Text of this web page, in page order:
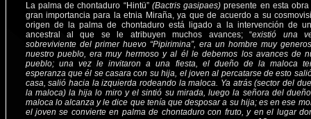
La palma de chontaduro “Hintü”(Bactris gasipaes)presente en esta
gran importancia para la etnia Miraña, ya que de acuerdo a su
origen de la palma de chontaduro está ligado a la intervención de
ancestral al que se le atribuyen muchos avances; “existió una
sobreviviente del primer huevo “Pipirimina”, era un hombre muy
nuestro pueblo, era muy hermoso y al él le debemos los avances de
pueblo; una vez le invitaron a una fiesta, el dueño de la maloca
esperanza que él se casara con su hija, el joven al percatarse de esto
casa, salió hacia la izquierda rodeando la maloca. Ya atrás (sector del
la maloca) la hija lo miro y el sintió su mirada, luego la señora del
maloca lo alcanza y le dice que tenía que desposar a su hija; es en ese
el joven se convierte en palma de chontaduro con fruto, y en el lugar